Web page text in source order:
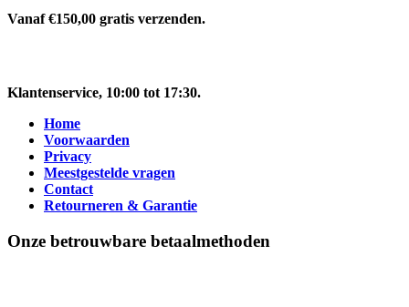
Vanaf €150,00 gratis verzenden.
Klantenservice, 10:00 tot 17:30.
Home
Voorwaarden
Privacy
Meestgestelde vragen
Contact
Retourneren & Garantie
Onze betrouwbare betaalmethoden